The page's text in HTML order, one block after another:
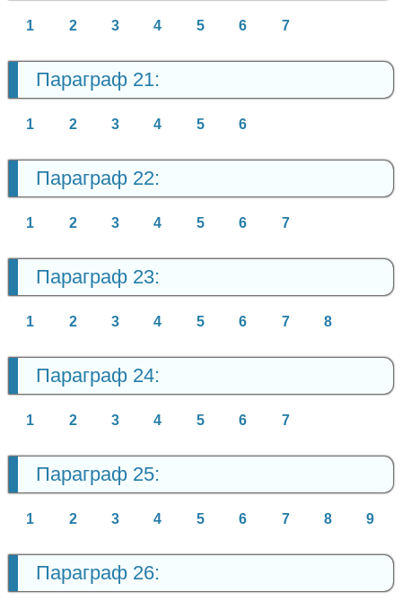
1 2 3 4 5 6 7
Параграф 21:
1 2 3 4 5 6
Параграф 22:
1 2 3 4 5 6 7
Параграф 23:
1 2 3 4 5 6 7 8
Параграф 24:
1 2 3 4 5 6 7
Параграф 25:
1 2 3 4 5 6 7 8 9
Параграф 26: